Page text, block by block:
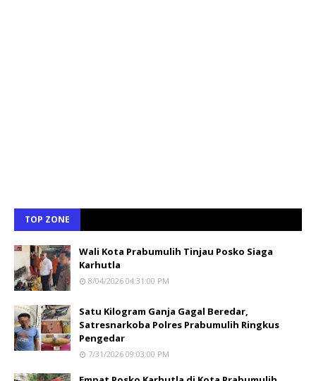
TOP ZONE
Wali Kota Prabumulih Tinjau Posko Siaga
Karhutla
8/04/2026 04:31:00 PM
Satu Kilogram Ganja Gagal Beredar,
Satresnarkoba Polres Prabumulih Ringkus
Pengedar
7/31/2026 09:03:00 PM